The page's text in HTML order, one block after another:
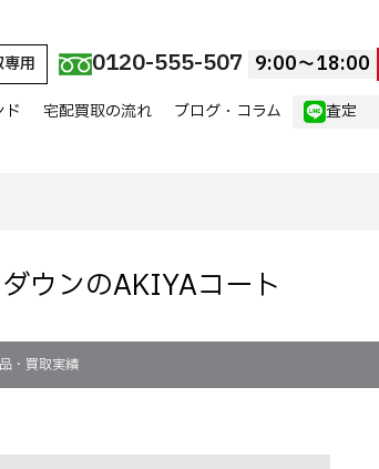
用 0120-555-507 9:00〜18:00
宅配買取の流れ ブログ・コラム 査定
ウンのAKIYAコート
・買取実績